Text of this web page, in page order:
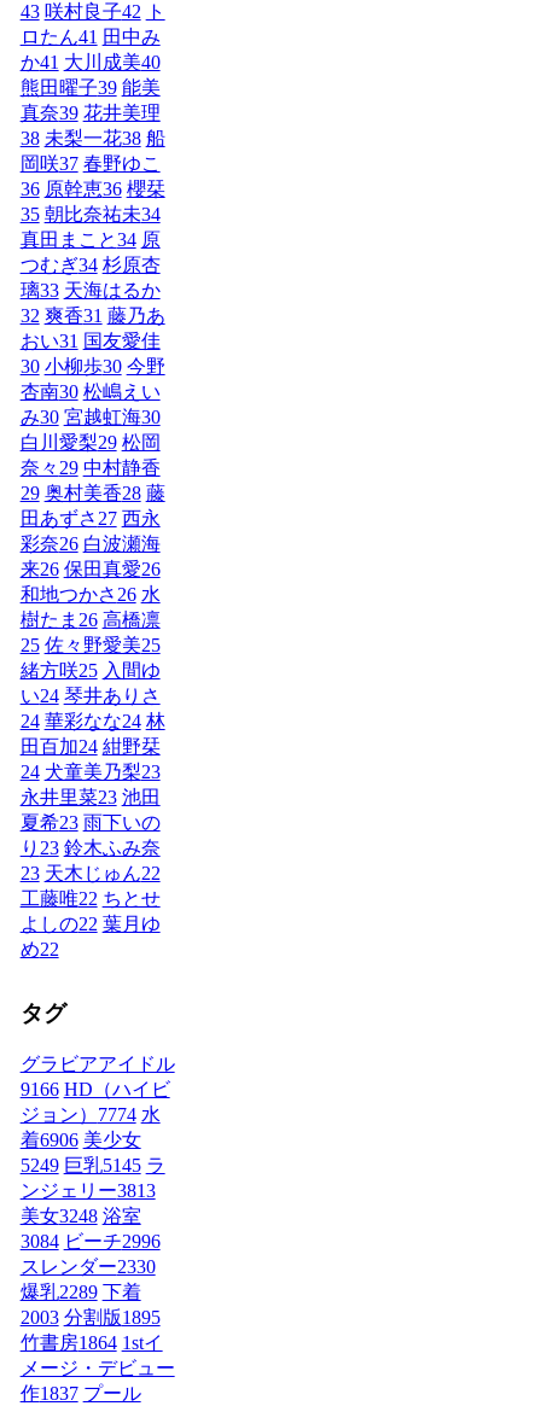
43 咲村良子42
ト
ロたん41 田中み
か41 大川成美40
熊田曜子39 能美
真奈39 花井美理
38 未梨一花38 船
岡咲37 春野ゆこ
36 原幹恵36 櫻栞
35 朝比奈祐未34
真田まこと34 原
つむぎ34 杉原杏
璃33 天海はるか
32 爽香31 藤乃あ
おい31 国友愛佳
30 小柳歩30 今野
杏南30 松嶋えい
み30 宮越虹海30
白川愛梨29 松岡
奈々29 中村静香
29 奥村美香28 藤
田あずさ27 西永
彩奈26 白波瀬海
来26 保田真愛26
和地つかさ26 水
樹たま 26 高橋凛
25 佐々野愛美25
緒方咲25 入間ゆ
い24 琴井ありさ
24 華彩なな24 林
田百加24 紺野栞
24 犬童美乃梨23
永井里菜23 池田
夏希23 雨下いの
り 23 鈴木ふみ奈
23 天木じゅん22
工藤唯22 ちとせ
よしの22 葉月ゆ
め22
タグ
グラビアアイドル
9166 HD（ハイビ
ジョン） 7774 水
着6906 美少女
5249 巨乳5145 ラ
ンジェリー3813
美女3248 浴室
3084 ビーチ2996
スレンダー2330
爆乳2289 下着
2003 分割版1895
竹書房1864 1stイ
メージ・デビュー
作1837 プール